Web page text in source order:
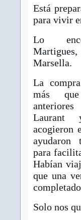
Está
para vivir
Lo
Marsella.
La
más
Laurant
acogieron
ayudaron
para
Habían
que una
Solo nos